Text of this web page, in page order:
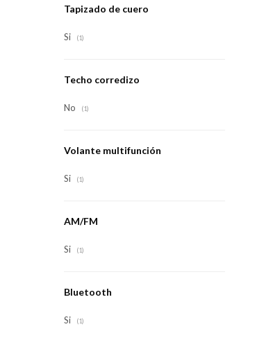
Tapizado de cuero
Si (1)
Techo corredizo
No (1)
Volante multifunción
Si (1)
AM/FM
Si (1)
Bluetooth
Si (1)